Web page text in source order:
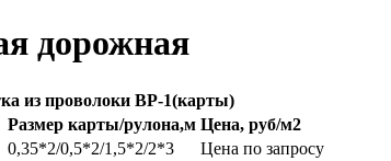
дорожная
из проволоки ВР-1(карты)
Размер карты/рулона,м Цена, руб/м2
0,35*2/0,5*2/1,5*2/2*3
Цена по запросу